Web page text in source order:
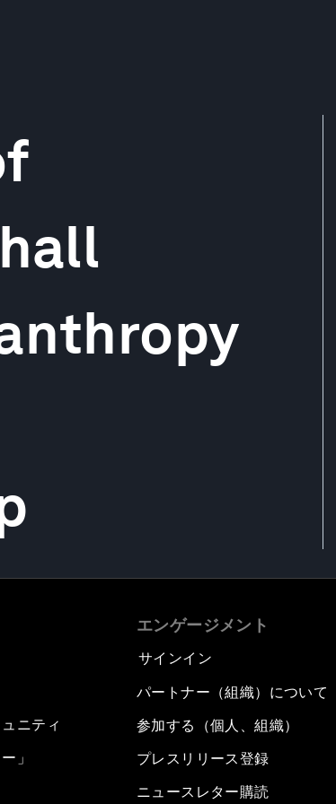
ニティ
」
エンゲージメント
サインイン
パートナー（組織）について
参加する（個人、組織）
プレスリリース登録
ニュースレター購読